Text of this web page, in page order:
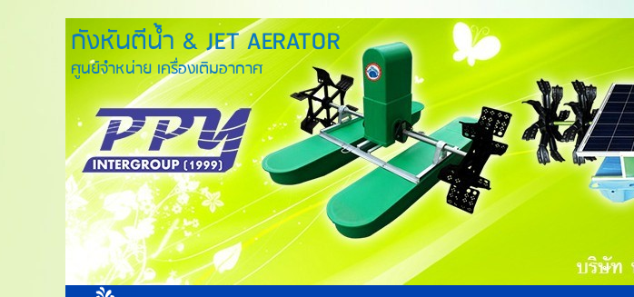
กังหันตีน้ำ & JET AERATOR
ศูนย์จำหน่าย เครื่องเติมอากาศ